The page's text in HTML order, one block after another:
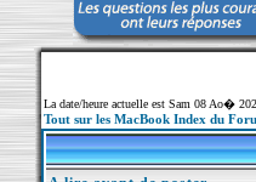
La date/heure actuelle est Sam 08 Ao�
Tout sur les MacBook Index du